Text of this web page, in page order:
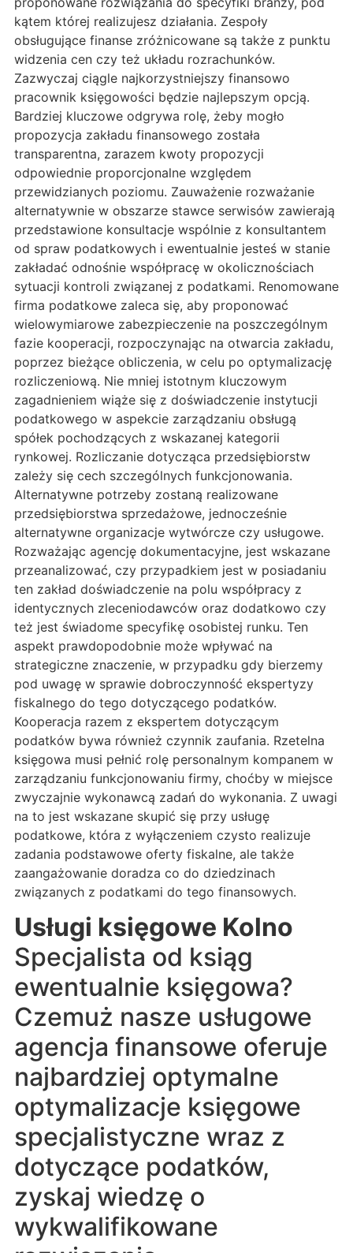
kątem której realizujesz działania. Zespoły
obsługujące finanse zróżnicowane są także z punktu
widzenia cen czy też układu rozrachunków.
Zazwyczaj ciągle najkorzystniejszy finansowo
pracownik księgowości będzie najlepszym opcją.
Bardziej kluczowe odgrywa rolę, żeby mogło
propozycja zakładu finansowego została
transparentna, zarazem kwoty propozycji
odpowiednie proporcjonalne względem
przewidzianych poziomu. Zauważenie rozważanie
alternatywnie w obszarze stawce serwisów zawierają
przedstawione konsultacje wspólnie z konsultantem
od spraw podatkowych i ewentualnie jesteś w stanie
zakładać odnośnie współpracę w okolicznościach
sytuacji kontroli związanej z podatkami. Renomowane
firma podatkowe zaleca się, aby proponować
wielowymiarowe zabezpieczenie na poszczególnym
fazie kooperacji, rozpoczynając na otwarcia zakładu,
poprzez bieżące obliczenia, w celu po optymalizację
rozliczeniową. Nie mniej istotnym kluczowym
zagadnieniem wiąże się z doświadczenie instytucji
podatkowego w aspekcie zarządzaniu obsługą
spółek pochodzących z wskazanej kategorii
rynkowej. Rozliczanie dotycząca przedsiębiorstw
zależy się cech szczególnych funkcjonowania.
Alternatywne potrzeby zostaną realizowane
przedsiębiorstwa sprzedażowe, jednocześnie
alternatywne organizacje wytwórcze czy usługowe.
Rozważając agencję dokumentacyjne, jest wskazane
przeanalizować, czy przypadkiem jest w posiadaniu
ten zakład doświadczenie na polu współpracy z
identycznych zleceniodawców oraz dodatkowo czy
też jest świadome specyfikę osobistej runku. Ten
aspekt prawdopodobnie może wpływać na
strategiczne znaczenie, w przypadku gdy bierzemy
pod uwagę w sprawie dobroczynność ekspertyzy
fiskalnego do tego dotyczącego podatków.
Kooperacja razem z ekspertem dotyczącym
podatków bywa również czynnik zaufania. Rzetelna
księgowa musi pełnić rolę personalnym kompanem w
zarządzaniu funkcjonowaniu firmy, choćby w miejsce
zwyczajnie wykonawcą zadań do wykonania. Z uwagi
na to jest wskazane skupić się przy usługę
podatkowe, która z wyłączeniem czysto realizuje
zadania podstawowe oferty fiskalne, ale także
zaangażowanie doradza co do dziedzinach
związanych z podatkami do tego finansowych.
Usługi księgowe Kolno
Specjalista od ksiąg
ewentualnie księgowa?
Czemuż nasze usługowe
agencja finansowe oferuje
najbardziej optymalne
optymalizacje księgowe
specjalistyczne wraz z
dotyczące podatków,
zyskaj wiedzę o
wykwalifikowane